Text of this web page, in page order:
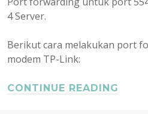
4 Server.
Berikut cara melakukan port
modem TP-Link:
CONTINUE READING